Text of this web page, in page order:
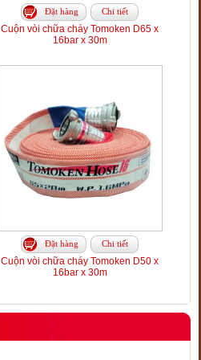
Đặt hàng Chi tiết
Cuộn vòi chữa cháy Tomoken D65 x
16bar x 30m
Đặt hàng Chi tiết
Cuộn vòi chữa cháy Tomoken D50 x
16bar x 30m